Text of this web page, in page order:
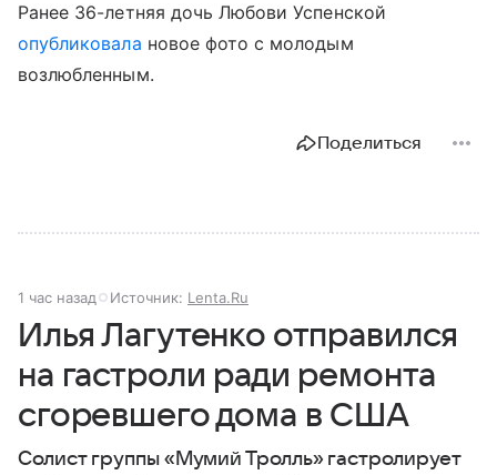
Ранее 36-летняя дочь Любови Успенской
опубликовала новое фото с молодым
возлюбленным.
Поделиться
1 час назад Источник: Lenta.Ru
Илья Лагутенко отправился
на гастроли ради ремонта
сгоревшего дома в США
Солист группы «Мумий Тролль» гастролирует